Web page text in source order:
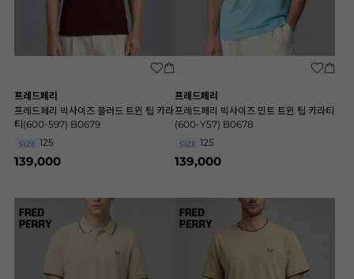
프레드페리
프레드페리 빅사이즈 블러드 트윈 팁 카라
티(600-597) B0679
SIZE 125
139,000
프레드페리
프레드페리 빅사이즈 민트 트윈 팁 카라티
(600-Y57) B0678
SIZE 125
139,000